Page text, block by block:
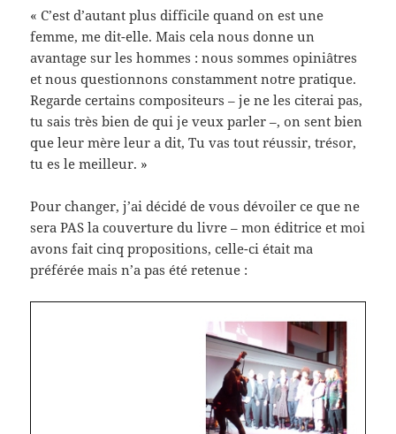
« C’est d’autant plus difficile quand on est une
femme, me dit-elle. Mais cela nous donne un
avantage sur les hommes : nous sommes opiniâtres
et nous questionnons constamment notre pratique.
Regarde certains compositeurs – je ne les citerai pas,
tu sais très bien de qui je veux parler –, on sent bien
que leur mère leur a dit, Tu vas tout réussir, trésor,
tu es le meilleur. »
Pour changer, j’ai décidé de vous dévoiler ce que ne
sera PAS la couverture du livre – mon éditrice et moi
avons fait cinq propositions, celle-ci était ma
préférée mais n’a pas été retenue :